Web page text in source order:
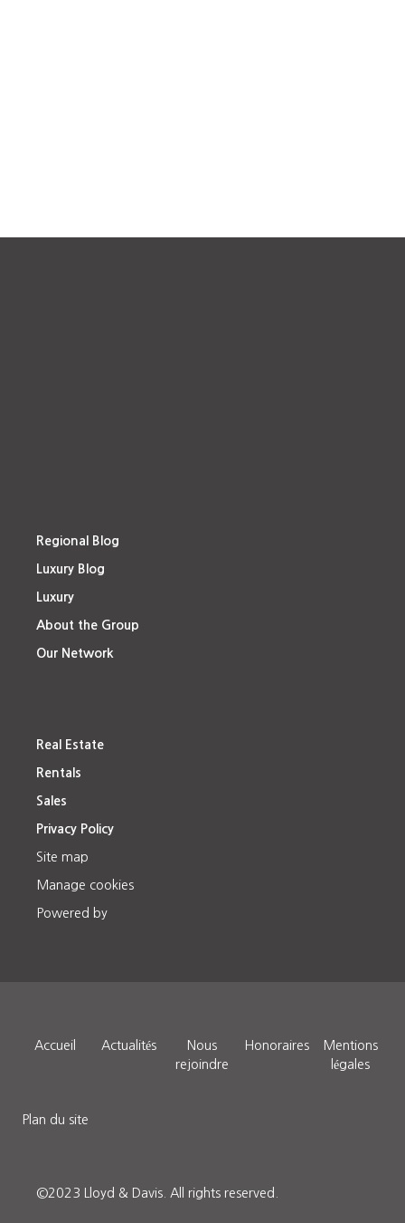
Regional Blog
Luxury Blog
Luxury
About the Group
Our Network
Real Estate
Rentals
Sales
Privacy Policy
Site map
Manage cookies
Powered by
Accueil Actualités
Nous
rejoindre
Honoraires
Mentions
légales
Plan du site
©2023 Lloyd & Davis. All rights reserved.